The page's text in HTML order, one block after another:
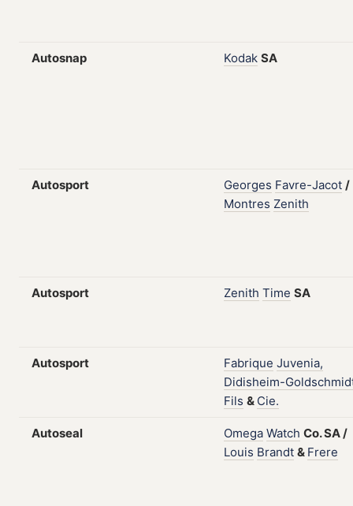
Autosnap Kodak SA
Autosport Georges Favre-Jacot /
Montres Zenith
Autosport Zenith Time SA
Autosport Fabrique Juvenia,
Didisheim-
Fils & Cie.
Autoseal Omega Watch Co.SA/
Louis Brandt & Frere